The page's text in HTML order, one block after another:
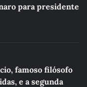
para presidente
famoso filósofo
e a segunda